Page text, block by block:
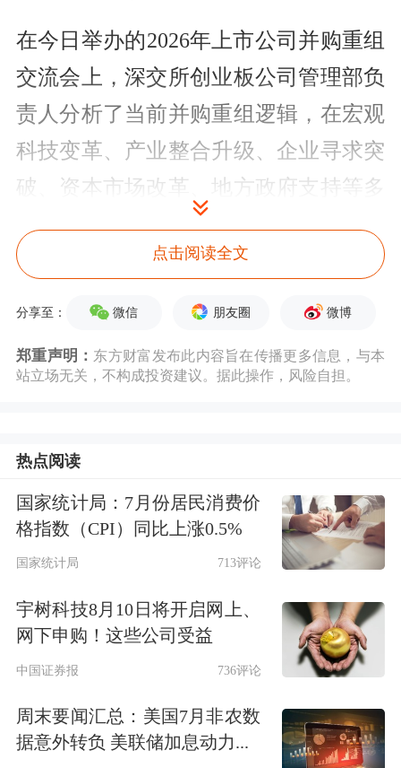
在今日举办的2026年上市公司并购重组
交流会上，深交所创业板公司管理部负
责人分析了当前并购重组逻辑，在宏观
科技变革、产业整合升级、企业寻求突
破、资本市场改革、地方政府支持等多
重因素作用下，并购市场显著回暖。该
负责人指出，三类并购重组受到重点支
持：一是鼓励引导产业整合。支持传统
提升资源配置效率。二是包容支持跨境
持盲目跨界并购，盲目跟风炒作、追逐
热点。三是严格监管重组上市。进一步
同IPO”要求，精准打击各类违规“保
壳”行为。
外交部：中欧经贸关系的本质是互利共
赢密切关注欧方有关动向
点击阅读全文
分享至： 微信 朋友圈 微博
郑重声明： 东方财富发布此内容旨在传播更多信息，与本
站立场无关，不构成投资建议。据此操作，风险自担。
热点阅读
国家统计局：7月份居民消费价
格指数（CPI）同比上涨0.5%
国家统计局 713评论
宇树科技8月10日将开启网上、
网下申购！这些公司受益
中国证券报 736评论
周末要闻汇总：美国7月非农数
据意外转负 美联储加息动力...